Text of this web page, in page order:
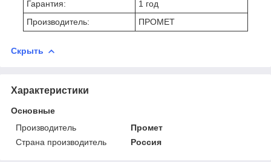
Гарантия:
1 год
Производитель:
ПРОМЕТ
Скрыть
Характеристики
Основные
Производитель
Промет
Страна производитель
Россия